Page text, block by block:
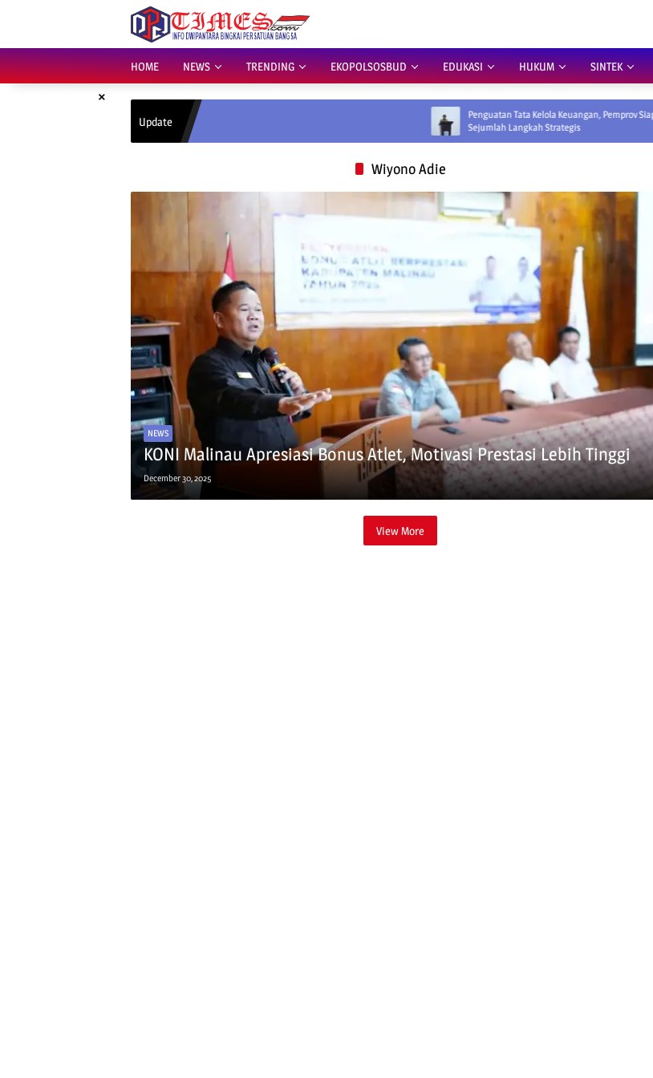
HOME
NEWS TRENDING EKOPOLSOSBUD EDUKASI HUKUM SINTEK
×
Update
Penguatan Tata Kelola Keuangan, Pemprov Siapkan
Sejumlah Langkah Strategis
Wiyono Adie
NEWS
KONI Malinau Apresiasi Bonus Atlet, Motivasi Prestasi Lebih Tinggi
December 30, 2025
View More